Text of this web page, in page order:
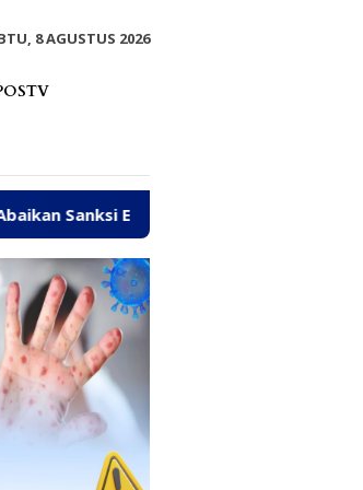
8 AGUSTUS 2026
Galian C di Sungai Baliara Terus